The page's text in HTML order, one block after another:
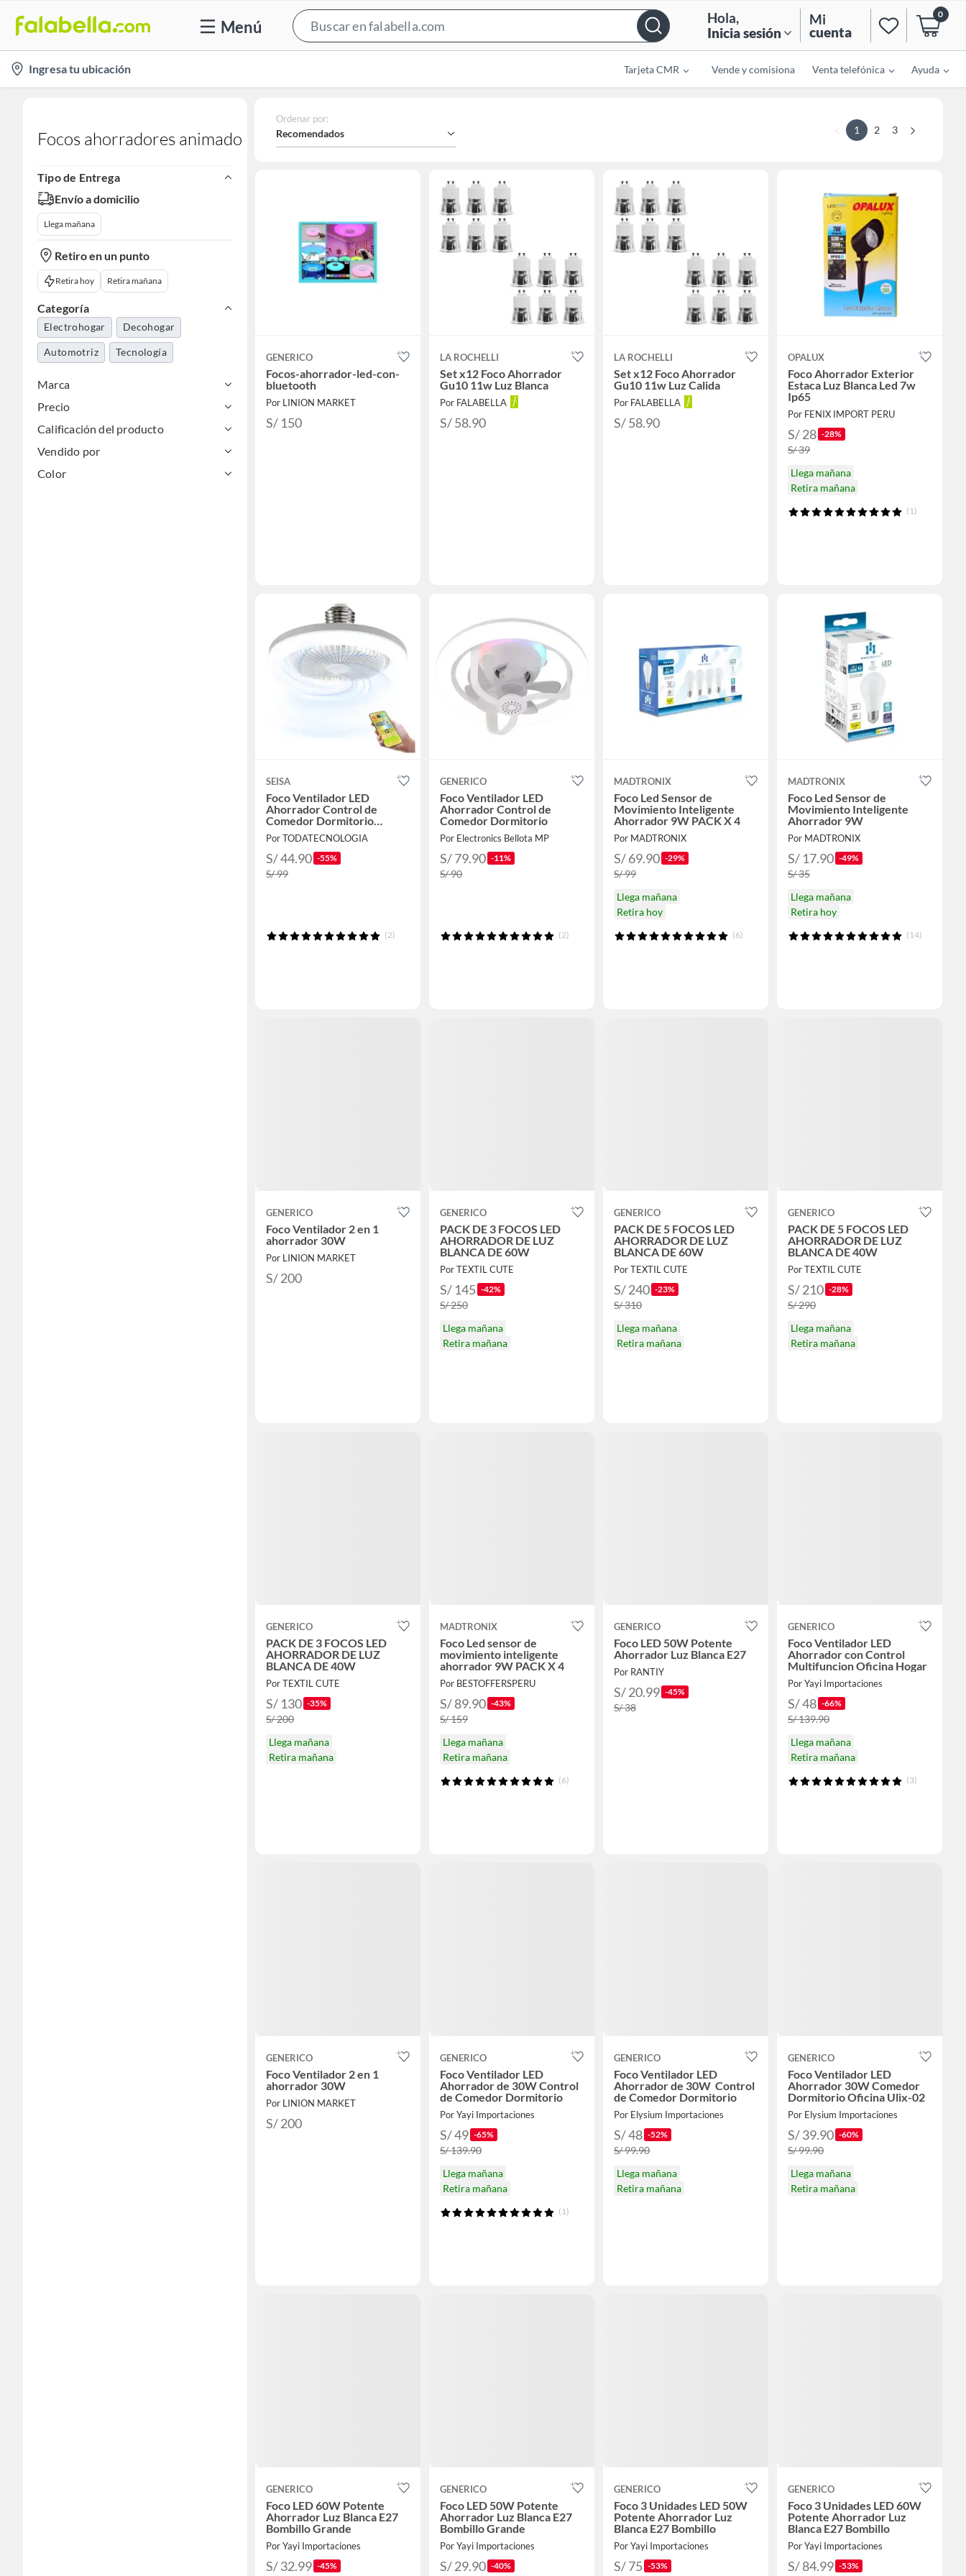
Menú
Bar
Hola,
Inicia sesión
Mi
cuenta
0
location-
icon
Ingresa tu ubicación Tarjeta CMR Vende y comisiona Venta telefónica Ayuda
Focos ahorradores animado
Tipo de Entrega
Envío a domicilio
Llega mañana
Retiro en un punto
Retira hoy Retira mañana
Categoría
Electrohogar Decohogar
Automotriz Tecnología
Marca
Precio
Calificación del producto
Vendido por
Color
Ordenar por:
Recomendados 1 2 3
GENERICO
Focos-ahorrador-led-con-
bluetooth
Por LINION MARKET
S/ 150
LA ROCHELLI
Set x12 Foco Ahorrador
Gu10 11w Luz Blanca
Por FALABELLA
S/ 58.90
LA ROCHELLI
Set x12 Foco Ahorrador
Gu10 11w Luz Calida
Por FALABELLA
S/ 58.90
OPALUX
Foco Ahorrador Exterior
Estaca Luz Blanca Led 7w
Ip65
Por FENIX IMPORT PERU
S/ 28 -28%
S/ 39
Llega mañana
Retira mañana
(1)
SEISA
Foco Ventilador LED
Ahorrador Control de
Comedor Dormitorio
Aromas
Por TODATECNOLOGIA
S/ 44.90 -55%
S/ 99
(2)
GENERICO
Foco Ventilador LED
Ahorrador Control de
Comedor Dormitorio
Por Electronics Bellota MP
S/ 79.90 -11%
S/ 90
(2)
MADTRONIX
Foco Led Sensor de
Movimiento Inteligente
Ahorrador 9W PACK X 4
Por MADTRONIX
S/ 69.90 -29%
S/ 99
Llega mañana
Retira hoy
(6)
MADTRONIX
Foco Led Sensor de
Movimiento Inteligente
Ahorrador 9W
Por MADTRONIX
S/ 17.90 -49%
S/ 35
Llega mañana
Retira hoy
(14)
GENERICO
Foco Ventilador 2 en 1
ahorrador 30W
Por LINION MARKET
S/ 200
GENERICO
PACK DE 3 FOCOS LED
AHORRADOR DE LUZ
BLANCA DE 60W
Por TEXTIL CUTE
S/ 145 -42%
S/ 250
Llega mañana
Retira mañana
GENERICO
PACK DE 5 FOCOS LED
AHORRADOR DE LUZ
BLANCA DE 60W
Por TEXTIL CUTE
S/ 240 -23%
S/ 310
Llega mañana
Retira mañana
GENERICO
PACK DE 5 FOCOS LED
AHORRADOR DE LUZ
BLANCA DE 40W
Por TEXTIL CUTE
S/ 210 -28%
S/ 290
Llega mañana
Retira mañana
GENERICO
PACK DE 3 FOCOS LED
AHORRADOR DE LUZ
BLANCA DE 40W
Por TEXTIL CUTE
S/ 130 -35%
S/ 200
Llega mañana
Retira mañana
MADTRONIX
Foco Led sensor de
movimiento inteligente
ahorrador 9W PACK X 4
Por BESTOFFERSPERU
S/ 89.90 -43%
S/ 159
Llega mañana
Retira mañana
(6)
GENERICO
Foco LED 50W Potente
Ahorrador Luz Blanca E27
Por RANTIY
S/ 20.99 -45%
S/ 38
GENERICO
Foco Ventilador LED
Ahorrador con Control
Multifuncion Oficina Hogar
Por Yayi Importaciones
S/ 48 -66%
S/ 139.90
Llega mañana
Retira mañana
(3)
GENERICO
Foco Ventilador 2 en 1
ahorrador 30W
Por LINION MARKET
S/ 200
GENERICO
Foco Ventilador LED
Ahorrador de 30W Control
de Comedor Dormitorio
Por Yayi Importaciones
S/ 49 -65%
S/ 139.90
Llega mañana
Retira mañana
(1)
GENERICO
Foco Ventilador LED
Ahorrador de 30W Control
de Comedor Dormitorio
Por Elysium Importaciones
S/ 48 -52%
S/ 99.90
Llega mañana
Retira mañana
GENERICO
Foco Ventilador LED
Ahorrador 30W Comedor
Dormitorio Oficina Ulix-02
Por Elysium Importaciones
S/ 39.90 -60%
S/ 99.90
Llega mañana
Retira mañana
GENERICO
Foco LED 60W Potente
Ahorrador Luz Blanca E27
Bombillo Grande
Por Yayi Importaciones
S/ 32.99 -45%
GENERICO
Foco LED 50W Potente
Ahorrador Luz Blanca E27
Bombillo Grande
Por Yayi Importaciones
S/ 29.90 -40%
GENERICO
Foco 3 Unidades LED 50W
Potente Ahorrador Luz
Blanca E27 Bombillo
Por Yayi Importaciones
S/ 75 -53%
GENERICO
Foco 3 Unidades LED 60W
Potente Ahorrador Luz
Blanca E27 Bombillo
Por Yayi Importaciones
S/ 84.99 -53%